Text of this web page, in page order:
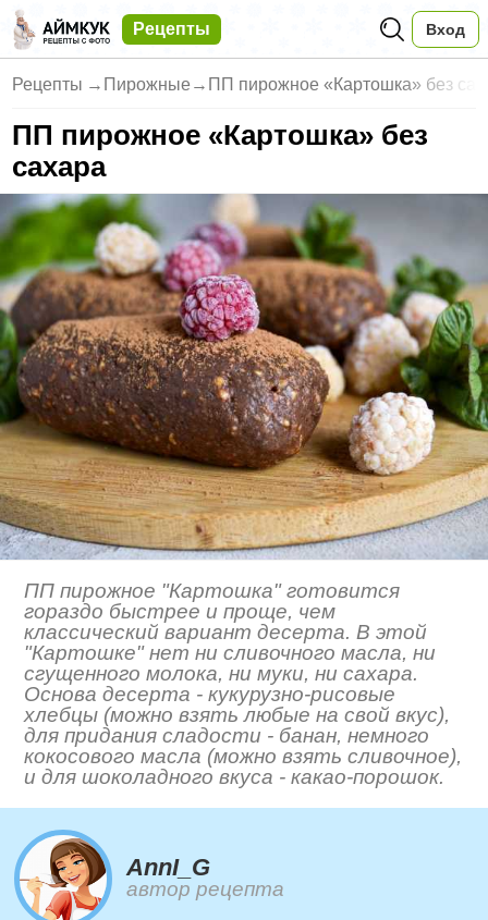
Рецепты Вход
Рецепты → Пирожные → ПП пирожное «Картошка» без сах
ПП пирожное «Картошка» без
сахара
ПП пирожное "Картошка" готовится
гораздо быстрее и проще, чем
классический вариант десерта. В этой
"Картошке" нет ни сливочного масла, ни
сгущенного молока, ни муки, ни сахара.
Основа десерта - кукурузно-рисовые
хлебцы (можно взять любые на свой вкус),
для придания сладости - банан, немного
кокосового масла (можно взять сливочное),
и для шоколадного вкуса - какао-порошок.
AnnI_G
автор рецепта